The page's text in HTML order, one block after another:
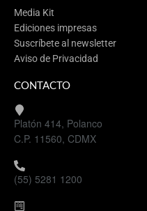
Media Kit
Ediciones impresas
Suscríbete al newsletter
Aviso de Privacidad
CONTACTO
Platón 414, Polanco
C.P. 11560, CDMX
(55) 5281 1200